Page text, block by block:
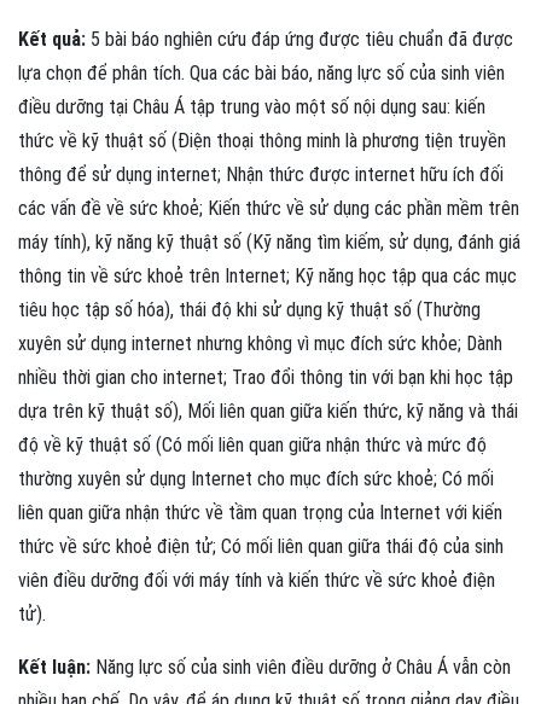
Kết quả: 5 bài báo nghiên cứu đáp ứng được tiêu chuẩn đã được
lựa chọn để phân tích. Qua các bài báo, năng lực số của sinh viên
điều dưỡng tại Châu Á tập trung vào một số nội dụng sau: kiến
thức về kỹ thuật số (Điện thoại thông minh là phương tiện truyền
thông để sử dụng internet; Nhận thức được internet hữu ích đối
các vấn đề về sức khoẻ; Kiến thức về sử dụng các phần mềm trên
máy tính), kỹ năng kỹ thuật số (Kỹ năng tìm kiếm, sử dụng, đánh giá
thông tin về sức khoẻ trên Internet; Kỹ năng học tập qua các mục
tiêu học tập số hóa), thái độ khi sử dụng kỹ thuật số (Thường
xuyên sử dụng internet nhưng không vì mục đích sức khỏe; Dành
nhiều thời gian cho internet; Trao đổi thông tin với bạn khi học tập
dựa trên kỹ thuật số), Mối liên quan giữa kiến thức, kỹ năng và thái
độ về kỹ thuật số (Có mối liên quan giữa nhận thức và mức độ
thường xuyên sử dụng Internet cho mục đích sức khoẻ; Có mối
liên quan giữa nhận thức về tầm quan trọng của Internet với kiến
thức về sức khoẻ điện tử; Có mối liên quan giữa thái độ của sinh
viên điều dưỡng đối với máy tính và kiến thức về sức khoẻ điện
tử).
Kết luận: Năng lực số của sinh viên điều dưỡng ở Châu Á vẫn còn